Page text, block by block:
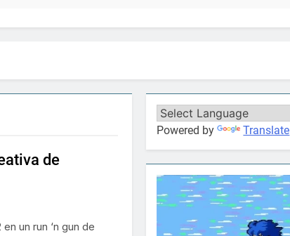
de
un run ‘n gun de
Powered by Translate